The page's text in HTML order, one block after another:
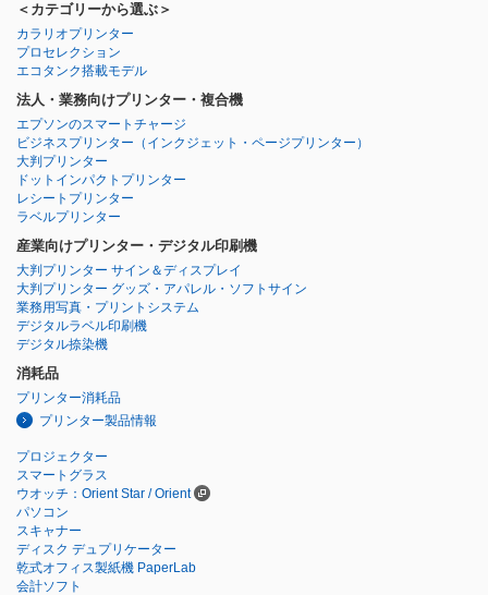
＜カテゴリーから選ぶ＞
カラリオプリンター
プロセレクション
エコタンク搭載モデル
法人・業務向けプリンター・複合機
エプソンのスマートチャージ
ビジネスプリンター （インクジェット・ページプリンター）
大判プリンター
ドットインパクトプリンター
レシートプリンター
ラベルプリンター
産業向けプリンター・デジタル印刷機
大判プリンター サイン＆ディスプレイ
大判プリンター グッズ・アパレル・ソフトサイン
業務用写真・プリントシステム
デジタルラベル印刷機
デジタル捺染機
消耗品
プリンター消耗品
プリンター製品情報
プロジェクター
スマートグラス
ウオッチ：Orient Star / Orient
パソコン
スキャナー
ディスク デュプリケーター
乾式オフィス製紙機 PaperLab
会計ソフト